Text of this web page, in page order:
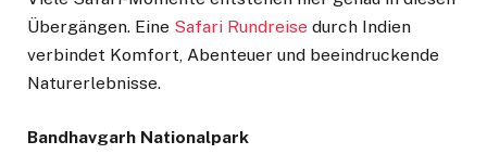
Übergängen. Eine Safari Rundreise durch Indien
verbindet Komfort, Abenteuer und beeindruckende
Naturerlebnisse.
Bandhavgarh Nationalpark